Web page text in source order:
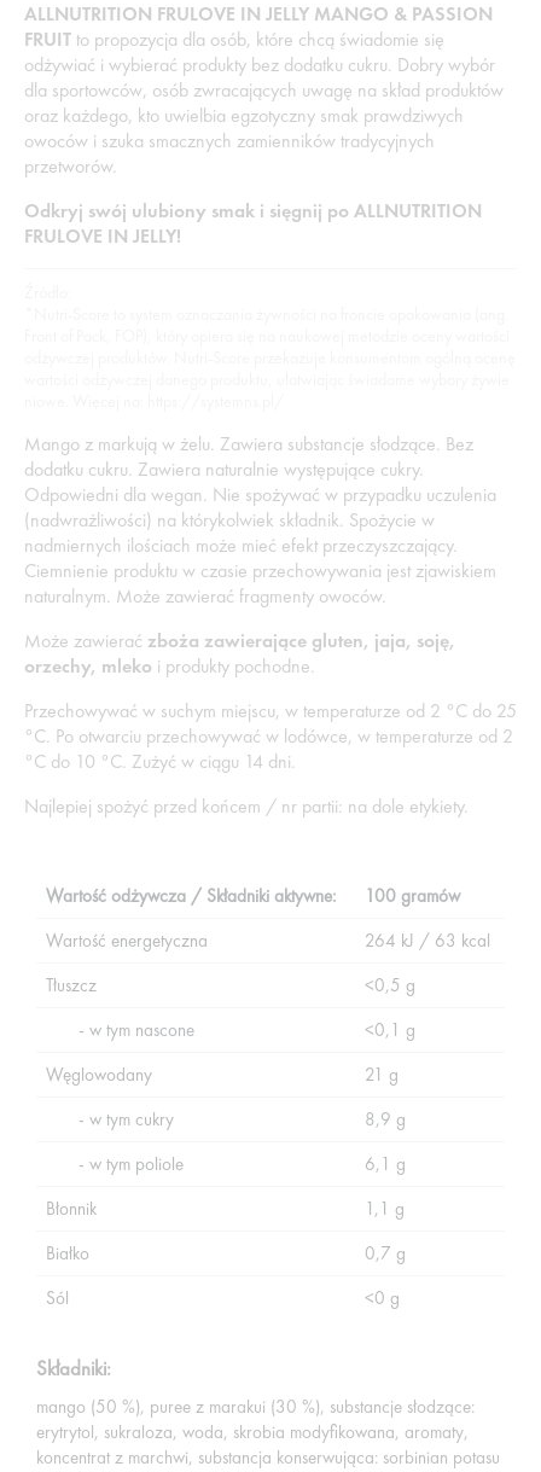
ALLNUTRITION FRULOVE IN JELLY MANGO & PASSION
FRUITto propozycja dla osób, które chcą świadomie się
odżywiać i wybierać produkty bez dodatku cukru. Dobry wybór
dla sportowców, osób zwracających uwagę na skład produktów
oraz każdego, kto uwielbia egzotyczny smak prawdziwych
owoców i szuka smacznych zamienników tradycyjnych
przetworów.
Odkryj swój ulubiony smak i sięgnij po ALLNUTRITION
FRULOVE IN JELLY!
Mango z markują w żelu. Zawiera substancje słodzące. Bez
dodatku cukru. Zawiera naturalnie występujące cukry.
Odpowiedni dla wegan. Nie spożywać w przypadku uczulenia
(nadwrażliwości) na którykolwiek składnik. Spożycie w
nadmiernych ilościach może mieć efekt przeczyszczający.
Ciemnienie produktu w czasie przechowywania jest zjawiskiem
naturalnym. Może zawierać fragmenty owoców.
Może zawierać zboża zawierające gluten, jaja, soję,
orzechy, mleko i produkty pochodne.
Przechowywać w suchym miejscu, w temperaturze od 2 °C do 25
°C. Po otwarciu przechowywać w lodówce, w temperaturze od 2
°C do 10 °C. Zużyć w ciągu 14 dni.
Najlepiej spożyć przed końcem / nr partii: na dole etykiety.
Wartość odżywcza / Składniki aktywne:
100 gramów
Wartość energetyczna
264 kJ / 63 kcal
Tłuszcz
<0,5 g
- w tym nascone
<0,1 g
Węglowodany
21 g
- w tym cukry
8,9 g
- w tym poliole
6,1 g
Błonnik
1,1 g
Białko
0,7 g
Sól
<0 g
Składniki:
mango (50 %), puree z marakui (30 %), substancje słodzące:
erytrytol, sukraloza, woda, skrobia modyfikowana, aromaty,
koncentrat z marchwi, substancja konserwująca: sorbinian potasu